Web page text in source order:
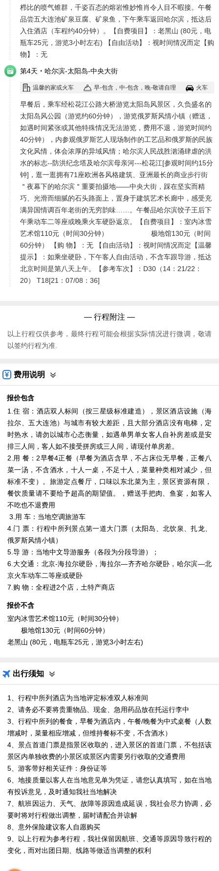
栉比的喷气锥群，千姿百态的熔岩惟妙惟肖令人目不暇接。午餐
品尝五大连池矿泉豆腐、矿泉鱼，下午乘车返回哈尔滨，抵达后
入住酒店（车程约40分钟）。【自费项目】：老黑山 (80元，电
瓶车25元，游览3小时左右) 【自由活动】：视时间情况而定【购
物】：无
第4天 · 哈尔滨-太阳岛-中央大街
温馨的家或火车 早-包含，中-包含，晚-敬请自理 火车
早餐后，乘车经松花江公路大桥游览太阳岛风景区，久负盛名的
太阳岛风公园（游览约60分钟），游览俄罗斯风情小镇（赠送，
如遇时间紧张或其他特殊情况无法游览，费用不退，游览时间约
40分钟），内参观俄罗斯艺人现场制作的工艺品和俄罗斯的民族
文化风情，体会浓厚的异域风情；哈尔滨人民战胜汹涌肆虐的洪
水的标志--防洪纪念塔及哈尔滨母亲河---松花江[参观时间约15分
钟]，逛一逛拥有71座欧洲各风格建筑、亚洲最长的商业步行街
＂夜幕下的哈尔滨＂重要拍摄地——中央大街，踩在坚实而精
巧、光滑而细腻的石头路面上，置身于建筑艺术长廊中，感受充
满异国情调百年老街的无穷韵味……。午餐品哈尔滨饺子王后下
午乘动车二等座或晚乘火车硬卧返京。【自费项目】：室内冰雪
艺术馆110元（时间30分钟） 极地馆130元（时间
60分钟） 【购 物】：无 【自由活动】：视时间情况而定【温馨
提示】：如乘坐硬卧，下午客人自由活动，不含车跟导游，抵达
北京时间是第八天上午。【参考车次】：D30（14：21/22：
20） T18[21：07/08：36]
— 行程附注 —
以上行程仅供参考，最终行程可能会根据实际情况进行微调，敬请
以签约行程为准.
费用说明
报价包含
1.住 宿：酒店双人标间（按三星级标准建造），景区酒店设施（海
拉尔、五大连池）与城市有较大差距，且大部分酒店没有电梯，定
时热水，请勿以城市心态衡量，如遇单男单女客人自补房差或是安
排三人间，客人如不接受拼房或三人间，请现付单房差。
2.用 餐：2早餐4正餐（早餐为酒店含早，不占床位无早餐，正餐八
菜一汤，不含酒水，十人一桌，不足十人，菜量种类相对减少，但
标准不变）。旅游定点餐厅，口味以东北菜为主，景区资源有限，
餐饮质量请不要给予超高的期望值。，赠送手把肉、鱼宴，如客人
不吃也不退费用
3.用 车：当地空调旅游车
4.门 票：行程中所列景点第一道大门票（太阳岛、北饮泉、扎龙、
俄罗斯风情小镇）
5.导 游：当地中文导游服务（各段为分段导游）；
6.大交通：北京-海拉尔硬卧，海拉尔—齐齐哈尔硬卧，哈尔滨—北
京火车动车二等座或硬卧
7.购 物：全程进2个店，土特产商店
报价不含
室内冰雪艺术馆110元（时间30分钟）
极地馆130元（时间60分钟）
老黑山 (80元，电瓶车25元，游览3小时左右)
出行须知
1、行程中所列酒店为当地评定标准双人标准间
2、请务必不要将贵重物品、现金、急用药品放在托运行李中
3、行程中所列的餐食，早餐为酒店内，午餐/晚餐为中式桌餐（人数
增减时，菜量相应增减，但维持餐标不变，不含酒水）
4、景点首道门票是指景区收取的，进入景区的首道门票，不包括该
景区内单独收费的小景区或景区内需要另行收取的交通费用
5、游客带好相关证件：身份证等
6、地接质量以客人在当地意见单为凭证，请您认真填写，如在当地
有投诉意见，及时通知我社当地解决
7、航班因运力、天气、故障等原因造成延误，我社会尽力协调，必
要时将对行程做出调整，届时请配合并谅解
8、意外保险建议客人自愿购买
9、以上行程为参考行程，我社保留因航班、交通等原因导致行程的
变化，而对出团日期、线路等做适当调整的权利